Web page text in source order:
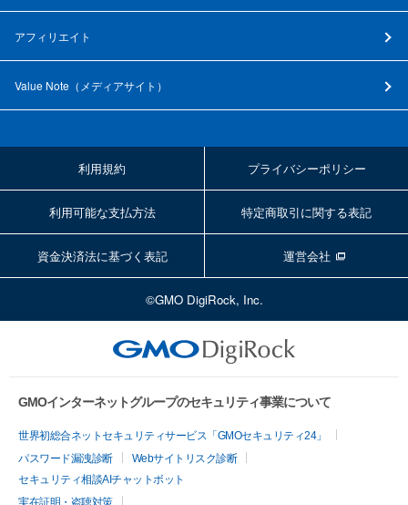
アフィリエイト
Value Note（ メディアサイト ）
利用規約 プライバシーポリシー
利用可能な支払方法 特定商取引に関する表記
資金決済法に基づく表記 運営会社
©GMO DigiRock, Inc.
GMOインターネットグループのセキュリティ事業について
世界初総合ネットセキュリティサービス「GMOセキュリティ24」
パスワード漏洩診断
Webサイトリスク診断
セキュリティ相談AIチャットボット
実在証明・盗聴対策